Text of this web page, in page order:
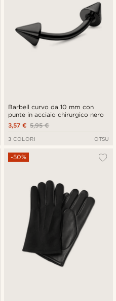
Barbell curvo da 10 mm con
punte in acciaio chirurgico nero
5,95 €
3,57 €
3 COLORI OTSU
-50%